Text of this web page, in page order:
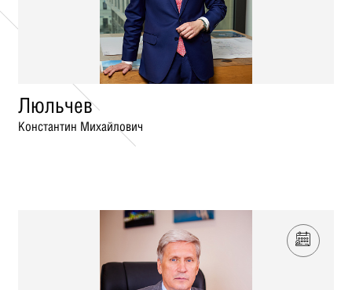
Люльчев
Константин Михайлович